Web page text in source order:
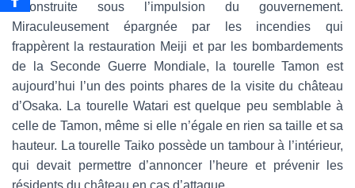
reconstruite sous l’impulsion du gouvernement.
Miraculeusement épargnée par les incendies qui
frappèrent la restauration Meiji et par les bombardements
de la Seconde Guerre Mondiale, la tourelle Tamon est
aujourd’hui l’un des points phares de la visite du château
d’Osaka. La tourelle Watari est quelque peu semblable à
celle de Tamon, même si elle n’égale en rien sa taille et sa
hauteur. La tourelle Taiko possède un tambour à l’intérieur,
qui devait permettre d’annoncer l’heure et prévenir les
résidents du château en cas d’attaque.